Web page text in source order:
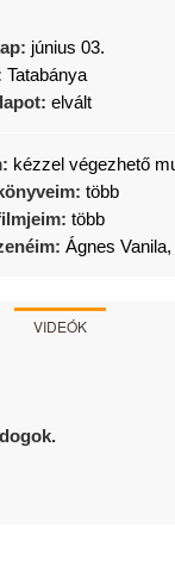
június 03.
Tatabánya
elvált
kézzel végezhető
több
több
Ágnes
VIDEÓK